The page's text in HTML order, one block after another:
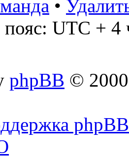
•
UTC + 4
phpBB ©
phpBB